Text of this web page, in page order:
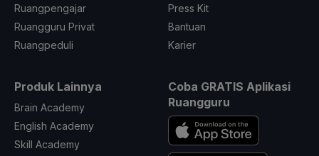
Ruangpengajar
Ruangguru Privat
Ruangpeduli
Press Kit
Bantuan
Karier
Produk Lainnya
Brain Academy
English Academy
Skill Academy
Coba GRATIS Aplikasi
Ruangguru